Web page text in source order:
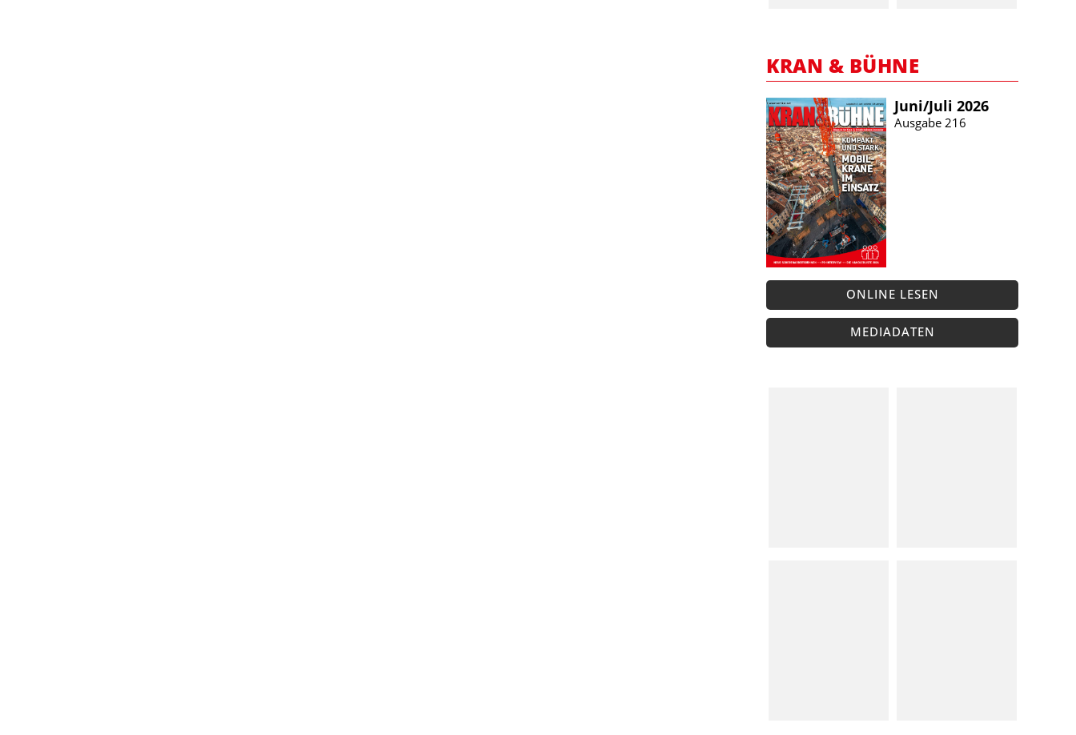
KRAN & BÜHNE
Juni/​Juli 2026
Ausgabe 216
ONLINE LESEN
MEDIADATEN